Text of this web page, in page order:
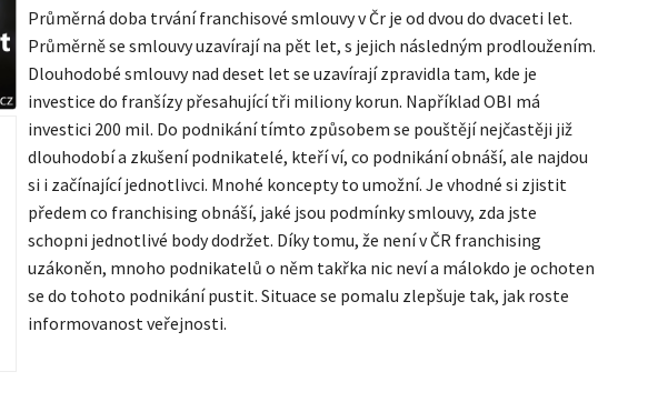
Průměrná doba trvání franchisové smlouvy v Čr je od dvou do dvaceti let.
Průměrně se smlouvy uzavírají na pět let, s jejich následným prodloužením.
Dlouhodobé smlouvy nad deset let se uzavírají zpravidla tam, kde je
investice do franšízy přesahující tři miliony korun. Například OBI má
investici 200 mil. Do podnikání tímto způsobem se pouštějí nejčastěji již
dlouhodobí a zkušení podnikatelé, kteří ví, co podnikání obnáší, ale najdou
si i začínající jednotlivci. Mnohé koncepty to umožní. Je vhodné si zjistit
předem co franchising obnáší, jaké jsou podmínky smlouvy, zda jste
schopni jednotlivé body dodržet. Díky tomu, že není v ČR franchising
uzákoněn, mnoho podnikatelů o něm takřka nic neví a málokdo je ochoten
se do tohoto podnikání pustit. Situace se pomalu zlepšuje tak, jak roste
informovanost veřejnosti.